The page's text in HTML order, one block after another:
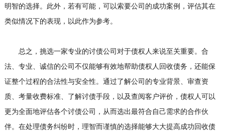
明智的选择。此外，若有可能，可以索要公司的成功案例，评估其在
类似情况下的表现，以此作为参考。
总之，挑选一家专业的讨债公司对于债权人来说至关重要。合
法、专业、诚信的公司不仅能够有效地帮助债权人回收债务，还能保
证整个过程的合法性与安全性。通过了解公司的专业背景、审查资
质、考量收费标准、了解讨债手段，以及查阅客户评价，债权人可以
更为全面地评估各个讨债公司，从而选出最符合自己需求的合作伙
伴。在处理债务纠纷时，理智而谨慎的选择能够大大提高成功回收债